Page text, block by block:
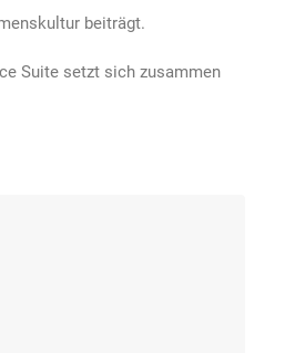
beiträgt.
Suite setzt sich zusammen